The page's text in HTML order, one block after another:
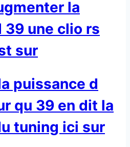
la
39 une clio rs
sur
puissance d
qu 39 en dit la
tuning ici sur